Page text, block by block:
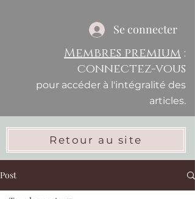
Se connecter
Membres premium :
connectez-vous
pour accéder à l'intégralité des
articles.
Retour au site
Post